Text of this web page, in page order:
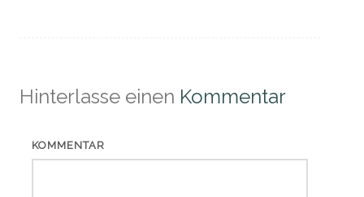
Hinterlasse einen Kommentar
KOMMENTAR